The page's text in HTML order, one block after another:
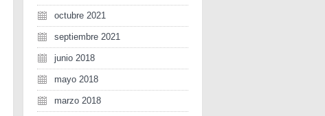
octubre 2021
septiembre 2021
junio 2018
mayo 2018
marzo 2018